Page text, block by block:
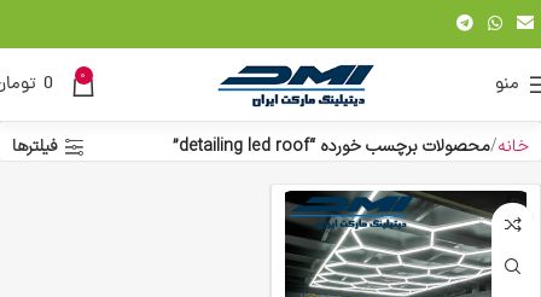
منو 0
0
خانه محصولات برچسب خورده “detailing led roof” فیلترها